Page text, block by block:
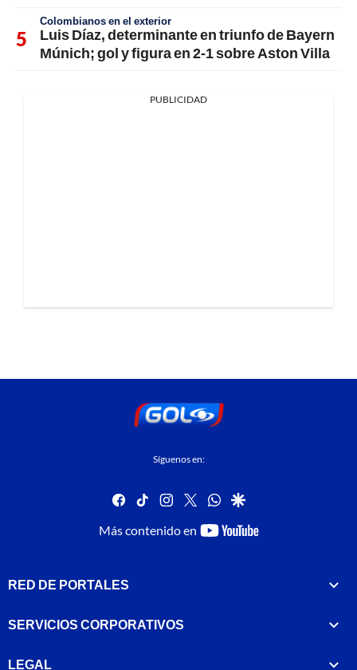
Colombianos en el exterior
Luis Díaz, determinante en triunfo de Bayern
Múnich; gol y figura en 2-1 sobre Aston Villa
PUBLICIDAD
Síguenos en:
facebook
tiktok instagram
twitterwhatsapp
google
Más contenido en
youtube-
RED DE PORTALES
SERVICIOS CORPORATIVOS
LEGAL